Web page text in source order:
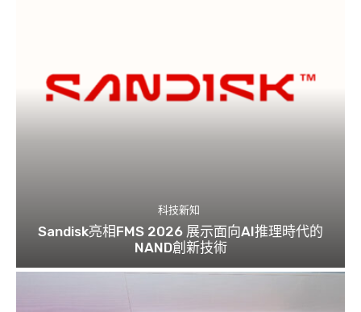
科技新知
Sandisk亮相FMS 2026 展示面向AI推理時代的
NAND創新技術